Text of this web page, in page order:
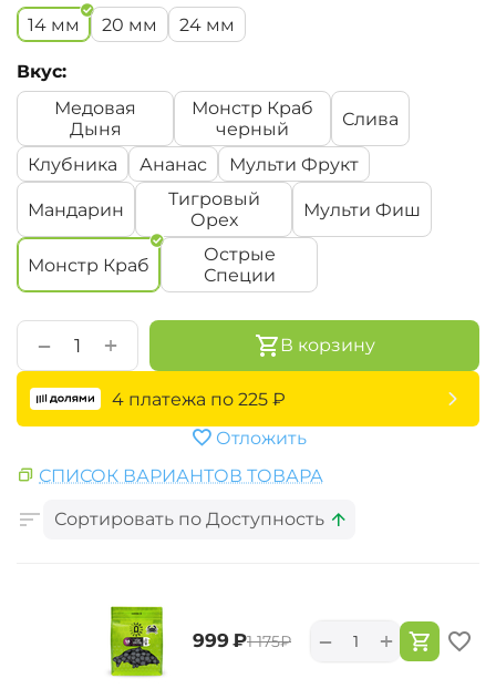
14 мм
20 мм 24 мм
Вкус:
Медовая
Дыня
Монстр Краб
черный
Слива
Клубника Ананас Мульти Фрукт
Мандарин
Тигровый
Орех
Мульти Фиш
Монстр Краб
Острые
Специи
+
− В корзину
4 платежа по 225 ₽
Отложить
СПИСОК ВАРИАНТОВ ТОВАРА
Сортировать по Доступность
‍999‍ ₽‍1 175‍₽ +
−